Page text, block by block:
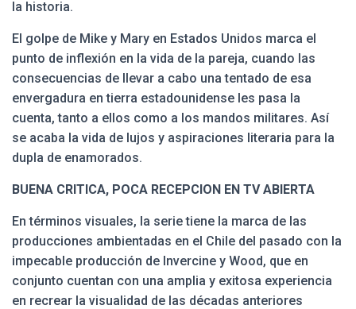
la historia.
El golpe de Mike y Mary en Estados Unidos marca el
punto de inflexión en la vida de la pareja, cuando las
consecuencias de llevar a cabo una tentado de esa
envergadura en tierra estadounidense les pasa la
cuenta, tanto a ellos como a los mandos militares. Así
se acaba la vida de lujos y aspiraciones literaria para la
dupla de enamorados.
BUENA CRITICA, POCA RECEPCION EN TV ABIERTA
En términos visuales, la serie tiene la marca de las
producciones ambientadas en el Chile del pasado con la
impecable producción de Invercine y Wood, que en
conjunto cuentan con una amplia y exitosa experiencia
en recrear la visualidad de las décadas anteriores